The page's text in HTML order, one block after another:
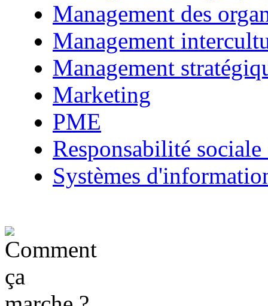
Management des
Management
Management
Marketing
PME
Responsabilité
Systèmes